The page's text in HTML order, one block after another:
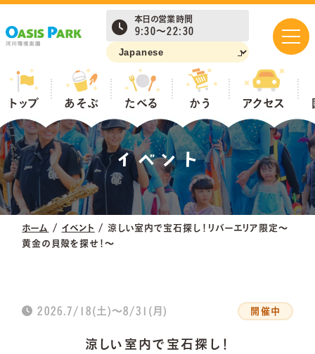
本日の営業時間
9:30～22:30
あそぶ
たべる
かう
園内マップ
トップ あそぶ たべる かう アクセス
イベント
ホーム / イベント / 涼しい室内で宝石探し！リバーエリア限定～
黄金の貝殻を探せ！～
2026.7/18(土)～8/31(月) 開催中
涼しい室内で宝石探し！